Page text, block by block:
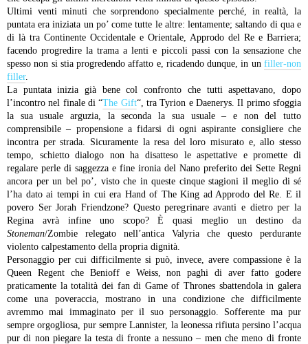
Ultimi venti minuti che sorprendono specialmente perché, in realtà, la
puntata era iniziata un po’ come tutte le altre: lentamente; saltando di qua e
di là tra Continente Occidentale e Orientale, Approdo del Re e Barriera;
facendo progredire la trama a lenti e piccoli passi con la sensazione che
spesso non si stia progredendo affatto e, ricadendo dunque, in un filler-non
filler.
La puntata inizia già bene col confronto che tutti aspettavano, dopo
l’incontro nel finale di “The Gift“, tra Tyrion e Daenerys. Il primo sfoggia
la sua usuale arguzia, la seconda la sua usuale – e non del tutto
comprensibile – propensione a fidarsi di ogni aspirante consigliere che
incontra per strada. Sicuramente la resa del loro misurato e, allo stesso
tempo, schietto dialogo non ha disatteso le aspettative e promette di
regalare perle di saggezza e fine ironia del Nano preferito dei Sette Regni
ancora per un bel po’, visto che in queste cinque stagioni il meglio di sé
l’ha dato ai tempi in cui era Hand of The King ad Approdo del Re. E il
povero Ser Jorah Friendzone? Questo peregrinare avanti e dietro per la
Regina avrà infine uno scopo? È quasi meglio un destino da
Stoneman/Zombie relegato nell’antica Valyria che questo perdurante
violento calpestamento della propria dignità.
Personaggio per cui difficilmente si può, invece, avere compassione è la
Queen Regent che Benioff e Weiss, non paghi di aver fatto godere
praticamente la totalità dei fan di Game of Thrones sbattendola in galera
come una poveraccia, mostrano in una condizione che difficilmente
avremmo mai immaginato per il suo personaggio. Sofferente ma pur
sempre orgogliosa, pur sempre Lannister, la leonessa rifiuta persino l’acqua
pur di non piegare la testa di fronte a nessuno – men che meno di fronte